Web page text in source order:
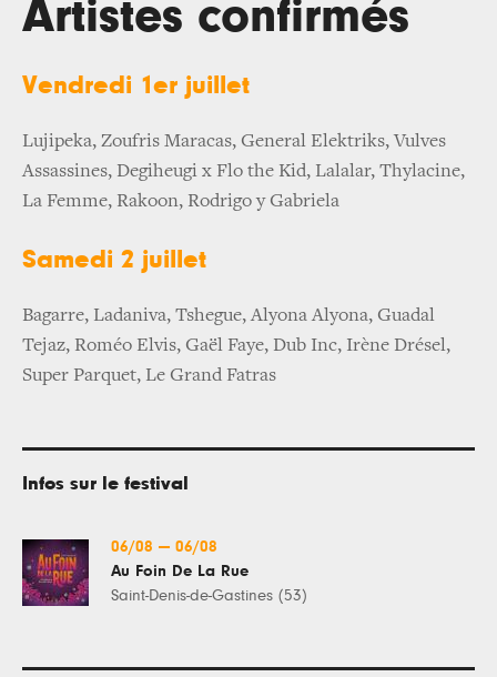
Artistes confirmés
Vendredi 1er juillet
Lujipeka, Zoufris Maracas, General Elektriks, Vulves
Assassines, Degiheugi x Flo the Kid, Lalalar, Thylacine,
La Femme, Rakoon, Rodrigo y Gabriela
Samedi 2 juillet
Bagarre, Ladaniva, Tshegue, Alyona Alyona, Guadal
Tejaz, Roméo Elvis, Gaël Faye, Dub Inc, Irène Drésel,
Super Parquet, Le Grand Fatras
Infos sur le festival
06/08 — 06/08
Au Foin De La Rue
Saint-Denis-de-Gastines (53)